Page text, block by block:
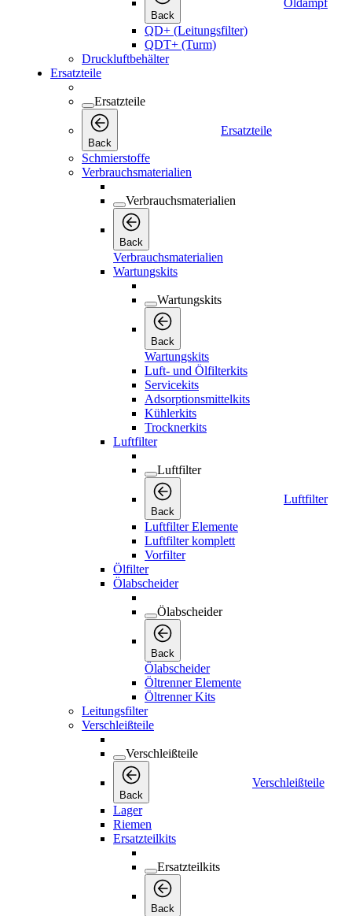
Back
Öldampf
QD+ (Leitungsfilter)
QDT+ (Turm)
Druckluftbehälter
Ersatzteile
Ersatzteile
Back
Ersatzteile
Schmierstoffe
Verbrauchsmaterialien
Verbrauchsmaterialien
Back
Verbrauchsmaterialien
Wartungskits
Wartungskits
Back
Wartungskits
Luft- und Ölfilterkits
Servicekits
Adsorptionsmittelkits
Kühlerkits
Trocknerkits
Luftfilter
Luftfilter
Back
Luftfilter
Luftfilter Elemente
Luftfilter komplett
Vorfilter
Ölfilter
Ölabscheider
Ölabscheider
Back
Ölabscheider
Öltrenner Elemente
Öltrenner Kits
Leitungsfilter
Verschleißteile
Verschleißteile
Back
Verschleißteile
Lager
Riemen
Ersatzteilkits
Ersatzteilkits
Back